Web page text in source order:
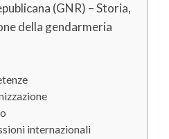
(GNR) – Storia,
della gendarmeria
internazionali